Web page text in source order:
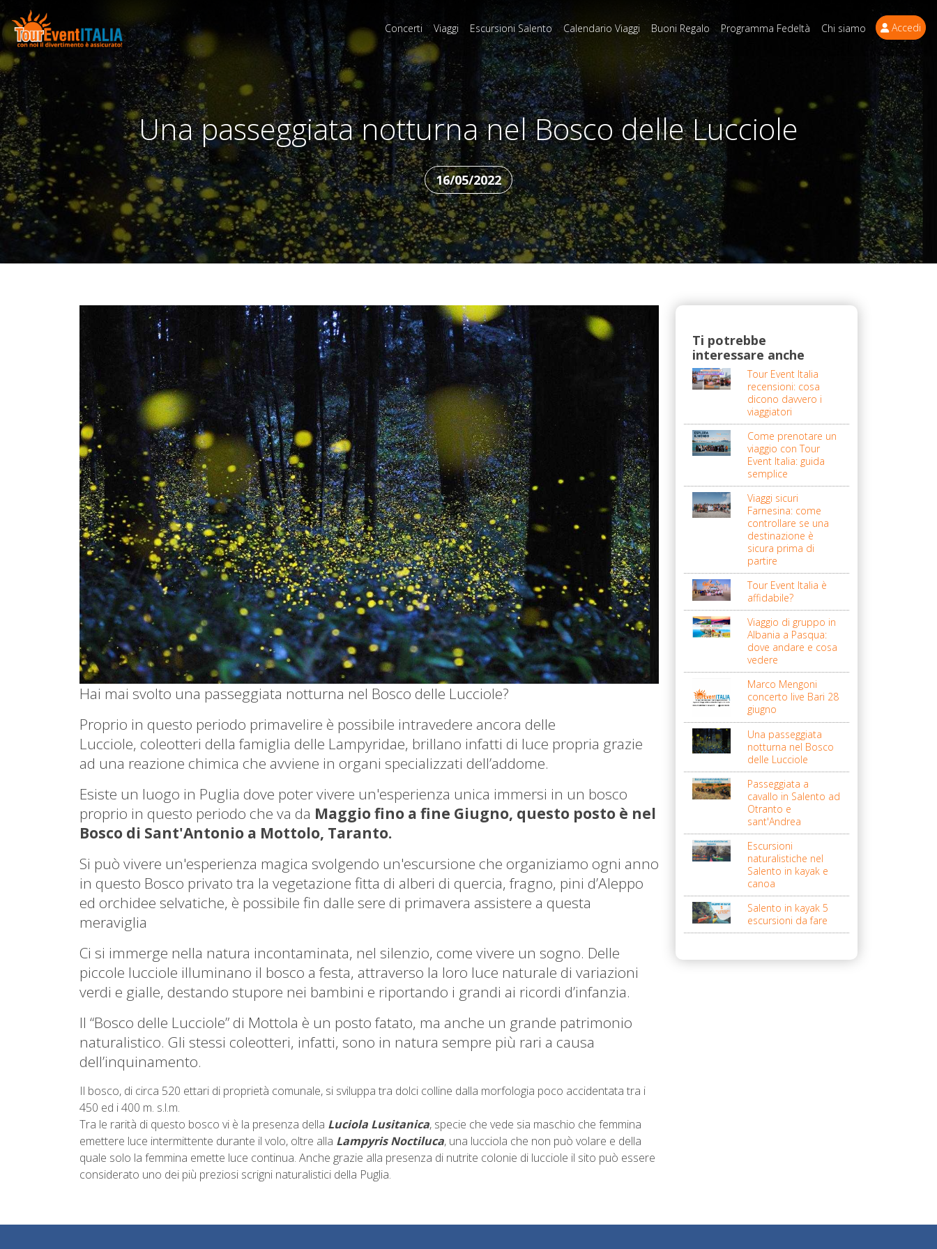
Concerti Viaggi Escursioni Salento Calendario Viaggi Buoni Regalo Programma Fedeltà Chi siamo Accedi
Una passeggiata notturna nel Bosco delle Lucciole
16/05/2022
Hai mai svolto una passeggiata notturna nel Bosco delle Lucciole?
Proprio in questo periodo primavelire è possibile intravedere ancora delle
Lucciole, coleotteri della famiglia delle Lampyridae, brillano infatti di luce propria grazie
ad una reazione chimica che avviene in organi specializzati dell’addome.
Esiste un luogo in Puglia dove poter vivere un'esperienza unica immersi in un bosco
proprio in questo periodo che va da Maggio fino a fine Giugno, questo posto è nel
Bosco di Sant'Antonio a Mottolo, Taranto.
Si può vivere un'esperienza magica svolgendo un'escursione che organiziamo ogni anno
in questo Bosco privato tra la vegetazione fitta di alberi di quercia, fragno, pini d’Aleppo
ed orchidee selvatiche, è possibile fin dalle sere di primavera assistere a questa
meraviglia
Ci si immerge nella natura incontaminata, nel silenzio, come vivere un sogno. Delle
piccole lucciole illuminano il bosco a festa, attraverso la loro luce naturale di variazioni
verdi e gialle, destando stupore nei bambini e riportando i grandi ai ricordi d’infanzia.
Il “Bosco delle Lucciole” di Mottola è un posto fatato, ma anche un grande patrimonio
naturalistico. Gli stessi coleotteri, infatti, sono in natura sempre più rari a causa
dell’inquinamento.
Il bosco, di circa 520 ettari di proprietà comunale, si sviluppa tra dolci colline dalla morfologia poco accidentata tra i
450 ed i 400 m. s.l.m.
Tra le rarità di questo bosco vi è la presenza della Luciola Lusitanica, specie che vede sia maschio che femmina
emettere luce intermittente durante il volo, oltre alla Lampyris Noctiluca, una lucciola che non può volare e della
quale solo la femmina emette luce continua. Anche grazie alla presenza di nutrite colonie di lucciole il sito può essere
considerato uno dei più preziosi scrigni naturalistici della Puglia.
Ti potrebbe
interessare anche
Tour Event Italia
recensioni: cosa
dicono davvero i
viaggiatori
Come prenotare un
viaggio con Tour
Event Italia: guida
semplice
Viaggi sicuri
Farnesina: come
controllare se una
destinazione è
sicura prima di
partire
Tour Event Italia è
affidabile?
Viaggio di gruppo in
Albania a Pasqua:
dove andare e cosa
vedere
Marco Mengoni
concerto live Bari 28
giugno
Una passeggiata
notturna nel Bosco
delle Lucciole
Passeggiata a
cavallo in Salento ad
Otranto e
sant'Andrea
Escursioni
naturalistiche nel
Salento in kayak e
canoa
Salento in kayak 5
escursioni da fare